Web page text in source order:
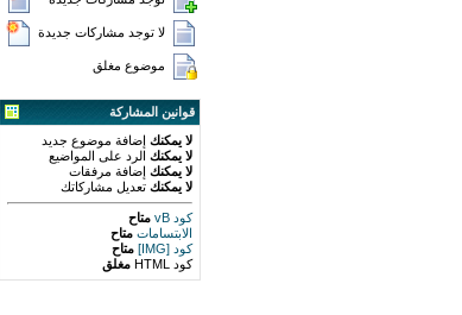
لا توجد مشاركات جديدة
موضوع مغلق
قوانين المشاركة
لا يمكنك إضافة موضوع جديد
لا يمكنك الرد على المواضيع
لا يمكنك إضافة مرفقات
لا يمكنك تعديل مشاركاتك
كود vB
متاح
الابتسامات متاح
كود [IMG]
متاح
كود HTML
مغلق